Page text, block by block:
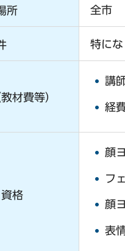
所 全市
特にな
材費等）
講
経
格
顔
フ
顔
表